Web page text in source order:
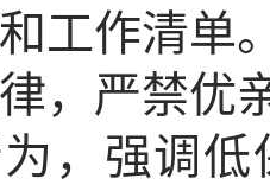
工作清单
，严禁优
，强调